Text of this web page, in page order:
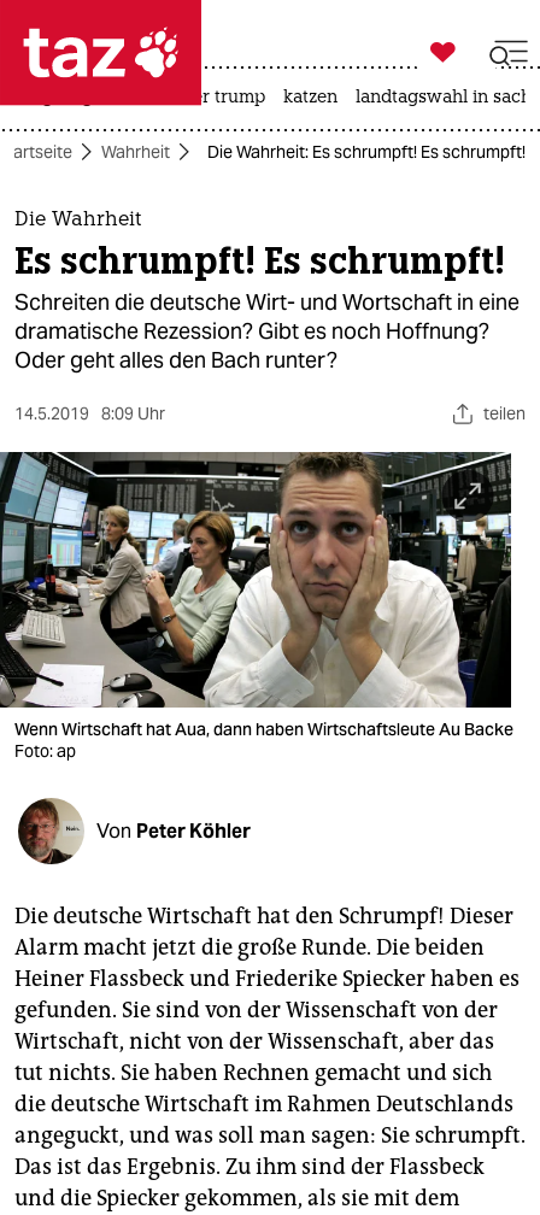
 taz zahl ich
taz zahl ich
themen
politik
öko
gesellschaft
sport
berlin
nord
wahrheit
verlag
verlag
veranstaltungen
shop
unterstützen
abo
genossenschaft
epaper login

taz zahl ich
usa unter trump katzen landtagswahl in
Wahrheit Die Wahrheit: Es schrumpft! Es schrumpft!
Die Wahrheit
Es schrumpft! Es schrumpft!
Schreiten die deutsche Wirt- und Wortschaft in eine
dramatische Rezession? Gibt es noch Hoffnung?
Oder geht alles den Bach runter?
14.5.2019 8:09 Uhr teilen
Wenn Wirtschaft hat Aua, dann haben Wirtschaftsleute Au Backe
Foto: ap
Von Peter Köhler
Die deutsche Wirtschaft hat den Schrumpf! Dieser
Alarm macht jetzt die große Runde. Die beiden
Heiner Flassbeck und Friederike Spiecker haben es
gefunden. Sie sind von der Wissenschaft von der
Wirtschaft, nicht von der Wissenschaft, aber das
tut nichts. Sie haben Rechnen gemacht und sich
die deutsche Wirtschaft im Rahmen Deutschlands
angeguckt, und was soll man sagen: Sie schrumpft.
Das ist das Ergebnis. Zu ihm sind der Flassbeck
und die Spiecker gekommen, als sie mit dem